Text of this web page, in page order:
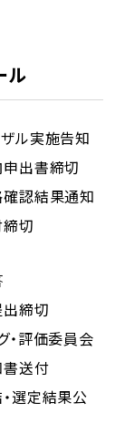
ル
ル実施告知
出書締切
認結果通知
切
締切
・評価委員会
送付
選定結果公